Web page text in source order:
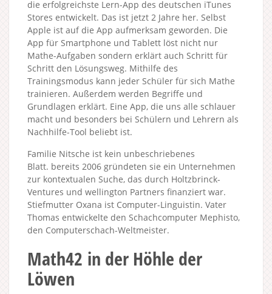
die erfolgreichste Lern-App des deutschen iTunes
Stores entwickelt. Das ist jetzt 2 Jahre her. Selbst
Apple ist auf die App aufmerksam geworden. Die
App für Smartphone und Tablett löst nicht nur
Mathe-Aufgaben sondern erklärt auch Schritt für
Schritt den Lösungsweg. Mithilfe des
Trainingsmodus kann jeder Schüler für sich Mathe
trainieren. Außerdem werden Begriffe und
Grundlagen erklärt. Eine App, die uns alle schlauer
macht und besonders bei Schülern und Lehrern als
Nachhilfe-Tool beliebt ist.
Familie Nitsche ist kein unbeschriebenes
Blatt. bereits 2006 gründeten sie ein Unternehmen
zur kontextualen Suche, das durch Holtzbrinck-
Ventures und wellington Partners finanziert war.
Stiefmutter Oxana ist Computer-Linguistin. Vater
Thomas entwickelte den Schachcomputer Mephisto,
den Computerschach-Weltmeister.
Math42 in der Höhle der
Löwen